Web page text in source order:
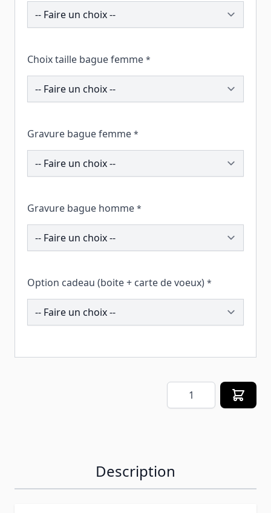
195530
Choix taille bague femme *
195582
Gravure bague femme *
195162
Gravure bague homme *
195450
Option cadeau (boite + carte de voeux) *
258938
Quantité
Description